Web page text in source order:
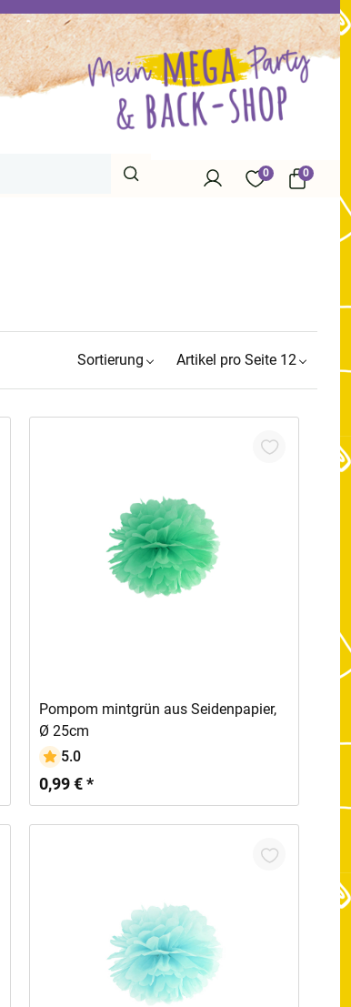
0 0
Sortierung Artikel pro Seite 12
Pompom mintgrün aus Seidenpapier,
Ø 25cm
5.0
0,99 € *